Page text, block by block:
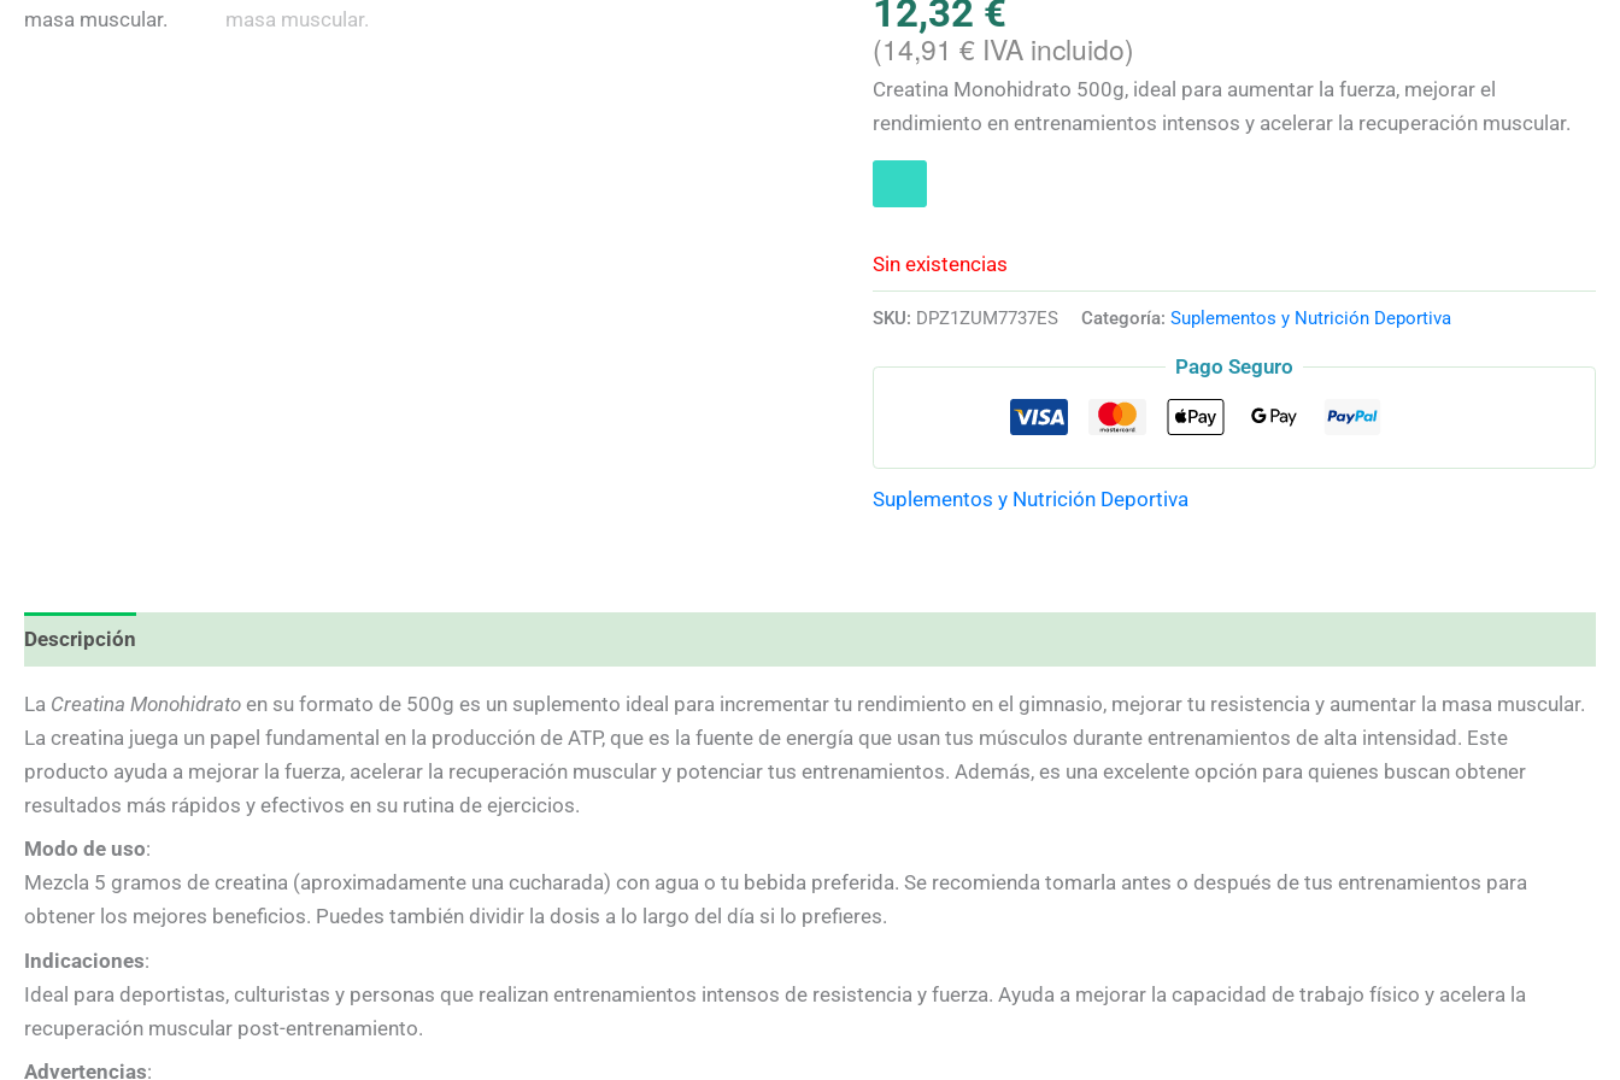
12,32 €
(14,91€ IVA incluido)
Creatina Monohidrato 500g, ideal para aumentar la fuerza, mejorar el
rendimiento en entrenamientos intensos y acelerar la recuperación muscular.
Sin existencias
SKU: DPZ1ZUM7737ES Categoría:Suplementos y Nutrición Deportiva
Pago Seguro
Suplementos y Nutrición Deportiva
Descripción
La Creatina Monohidrato en su formato de 500g es un suplemento ideal para incrementar tu rendimiento en el gimnasio, mejorar tu resistencia y aumentar la masa muscular.
La creatina juega un papel fundamental en la producción de ATP, que es la fuente de energía que usan tus músculos durante entrenamientos de alta intensidad. Este
producto ayuda a mejorar la fuerza, acelerar la recuperación muscular y potenciar tus entrenamientos. Además, es una excelente opción para quienes buscan obtener
resultados más rápidos y efectivos en su rutina de ejercicios.
Modo de uso:
Mezcla 5 gramos de creatina (aproximadamente una cucharada) con agua o tu bebida preferida. Se recomienda tomarla antes o después de tus entrenamientos para
obtener los mejores beneficios. Puedes también dividir la dosis a lo largo del día si lo prefieres.
Indicaciones:
Ideal para deportistas, culturistas y personas que realizan entrenamientos intensos de resistencia y fuerza. Ayuda a mejorar la capacidad de trabajo físico y acelera la
recuperación muscular post-entrenamiento.
Advertencias: